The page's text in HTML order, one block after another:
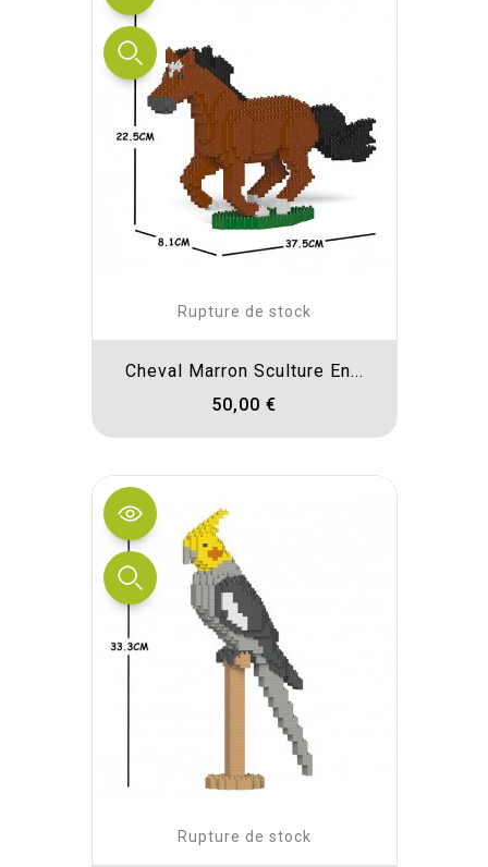
Rupture de stock
Cheval Marron Sculture En...
50,00 €
Rupture de stock